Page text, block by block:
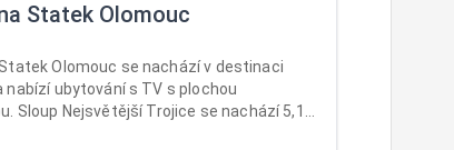
Statek Olomouc
Olomouc se nachází v destinaci
nabízí ubytování s TV s plochou
Sloup Nejsvětější Trojice se nachází 5,1